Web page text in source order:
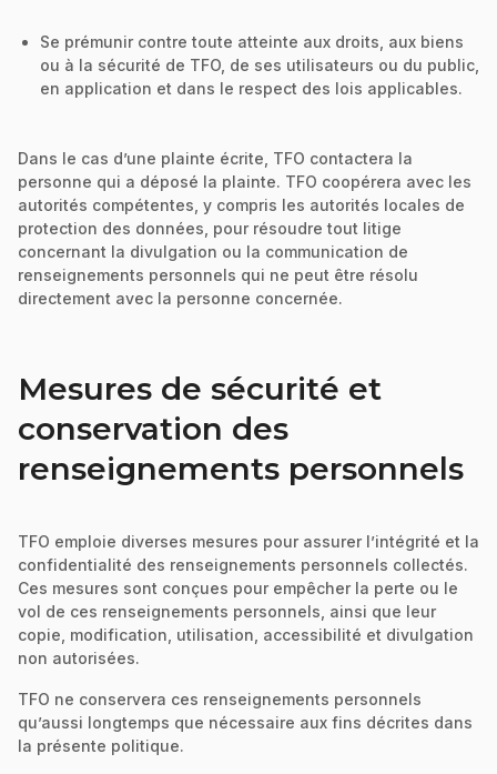
Se prémunir contre toute atteinte aux droits, aux biens
ou à la sécurité de TFO, de ses utilisateurs ou du public,
en application et dans le respect des lois applicables.
Dans le cas d’une plainte écrite, TFO contactera la
personne qui a déposé la plainte. TFO coopérera avec les
autorités compétentes, y compris les autorités locales de
protection des données, pour résoudre tout litige
concernant la divulgation ou la communication de
renseignements personnels qui ne peut être résolu
directement avec la personne concernée.
Mesures de sécurité et
conservation des
renseignements personnels
TFO emploie diverses mesures pour assurer l’intégrité et la
confidentialité des renseignements personnels collectés.
Ces mesures sont conçues pour empêcher la perte ou le
vol de ces renseignements personnels, ainsi que leur
copie, modification, utilisation, accessibilité et divulgation
non autorisées.
TFO ne conservera ces renseignements personnels
qu’aussi longtemps que nécessaire aux fins décrites dans
la présente politique.